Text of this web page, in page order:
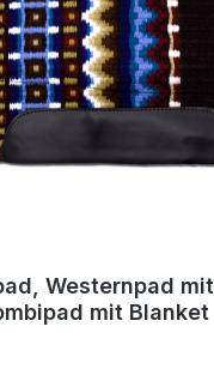
Westernpad mit
mit Blanket